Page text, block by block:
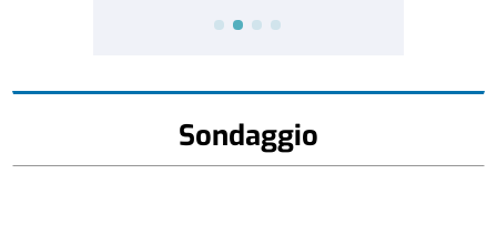
Sondaggio